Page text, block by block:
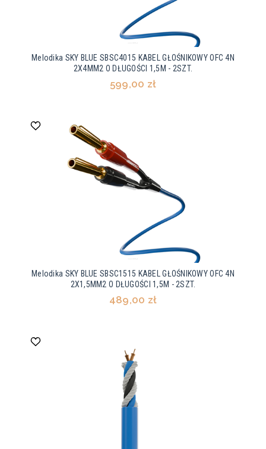
Melodika SKY BLUE SBSC4015 KABEL GŁOŚNIKOWY OFC 4N
2X4MM2 O DŁUGOŚCI 1,5M - 2SZT.
599,00 zł
Melodika SKY BLUE SBSC1515 KABEL GŁOŚNIKOWY OFC 4N
2X1,5MM2 O DŁUGOŚCI 1,5M - 2SZT.
489,00 zł